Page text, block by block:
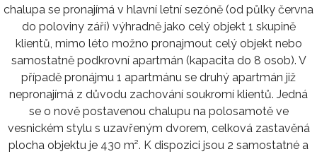
chalupa se pronajímá v hlavní letní sezóně (od půlky června
do poloviny září) výhradně jako celý objekt 1 skupině
klientů, mimo léto možno pronajmout celý objekt nebo
samostatně podkrovní apartmán (kapacita do 8 osob). V
případě pronájmu 1 apartmánu se druhý apartmán již
nepronajímá z důvodu zachování soukromí klientů. Jedná
se o nově postavenou chalupu na polosamotě ve
vesnickém stylu s uzavřeným dvorem, celková zastavěná
plocha objektu je 430 m². K dispozici jsou 2 samostatné a